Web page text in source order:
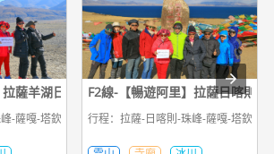
薩羊湖日喀則珠峰神山聖湖古格王朝16日遊
-薩嘎-塔欽轉山-札達-塔欽-薩嘎-薩迦-日喀則-拉薩
F2線-【暢遊阿里】拉薩日喀則
行程：拉薩-日喀則-珠峰-薩嘎-塔欽轉